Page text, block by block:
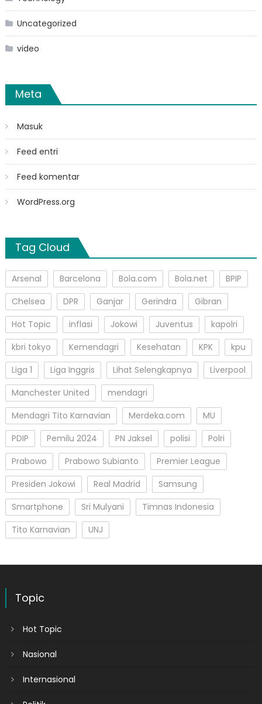
Uncategorized
video
Meta
Masuk
Feed entri
Feed komentar
WordPress.org
Tag Cloud
Arsenal Barcelona Bola.com Bola.net
BPIP
Chelsea
DPR Ganjar Gerindra
Gibran
Hot Topic
inflasi Jokowi Juventus
kapolri
kbri tokyo
Kemendagri Kesehatan KPK
kpu
Liga 1
Liga Inggris Lihat Selengkapnya
Liverpool
Manchester United
mendagri
Mendagri Tito Karnavian
Merdeka.com
MU
PDIP
Pemilu 2024 PN Jaksel polisi
Polri
Prabowo
Prabowo Subianto
Premier League
Presiden Jokowi
Real Madrid
Samsung
Smartphone
Sri Mulyani
Timnas Indonesia
Tito Karnavian
UNJ
Topic
Hot Topic
Nasional
Internasional